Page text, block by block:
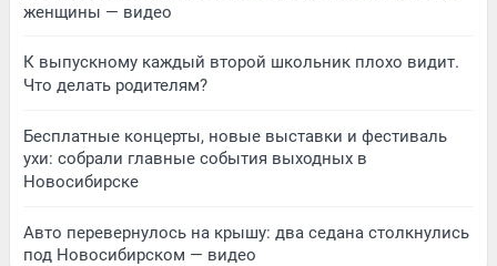
женщины — видео
К выпускному каждый второй школьник плохо видит.
Что делать родителям?
Бесплатные концерты, новые выставки и фестиваль
ухи: собрали главные события выходных в
Новосибирске
Авто перевернулось на крышу: два седана столкнулись
под Новосибирском — видео